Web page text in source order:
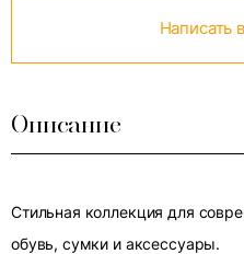
Написать
Описание
Стильная коллекция для
обувь, сумки и аксессуары.